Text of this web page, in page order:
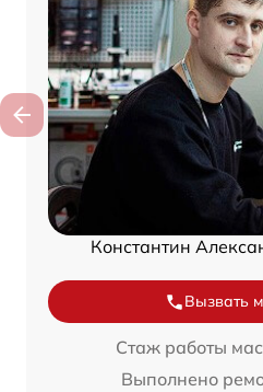
Константин
Вызвать
Стаж работы
Выполнено